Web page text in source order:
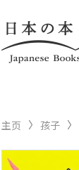
主页 孩子